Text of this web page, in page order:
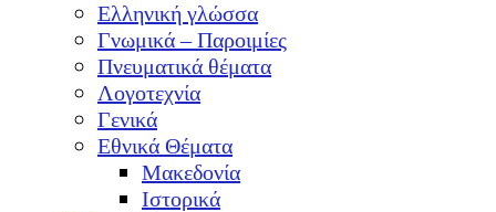
Ελληνική γλώσσα
Γνωμικά – Παροιμίες
Πνευματικά θέματα
Λογοτεχνία
Γενικά
Εθνικά Θέματα
Μακεδονία
Ιστορικά